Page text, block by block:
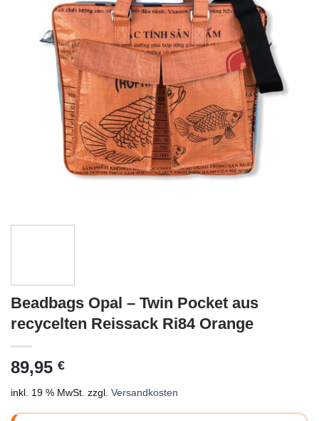
Beadbags Opal – Twin Pocket aus
recycelten Reissack Ri84 Orange
89,95 €
inkl. 19 % MwSt. zzgl. Versandkosten